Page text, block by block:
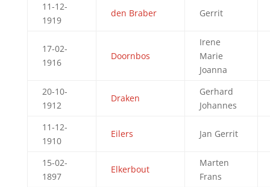
11-12-
1919
den Braber Gerrit
17-02-
1916
Doornbos
Irene
Marie
Joanna
20-10-
1912
Draken
Gerhard
Johannes
11-12-
1910
Eilers Jan Gerrit
15-02-
1897
Elkerbout
Marten
Frans